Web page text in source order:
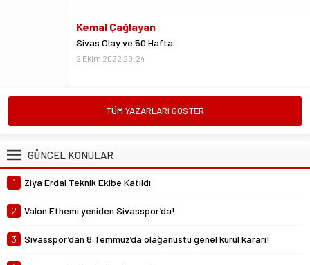
Metin Kulaksız
Vedalar da sevgidendir
Mustafa Ateş
Böyle ayrılık olmaz
TÜM YAZARLARI GÖSTER
GÜNCEL KONULAR
1 Ziya Erdal Teknik Ekibe Katıldı
2 Valon Ethemi yeniden Sivasspor’da!
3 Sivasspor’dan 8 Temmuz’da olağanüstü genel kurul kararı!